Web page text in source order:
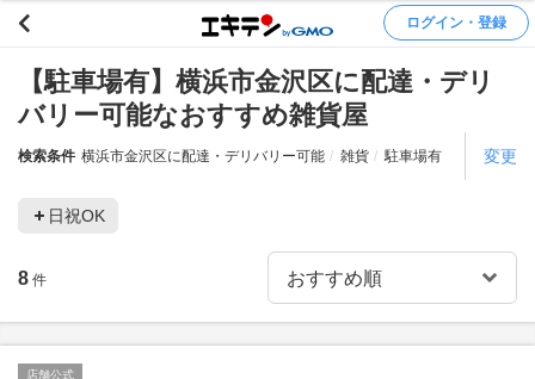
ログイン・登録
【駐車場有】横浜市金沢区に配達・デリ
バリー可能なおすすめ雑貨屋
検索条件 横浜市金沢区に配達・デリバリー可能 雑貨 駐車場有 変更
日祝OK
8 件
店舗公式